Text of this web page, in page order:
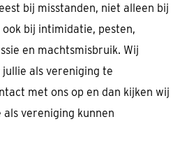
bij misstanden, niet alleen bij
bij intimidatie, pesten,
en machtsmisbruik. Wij
als vereniging te
met ons op en dan kijken wij
vereniging kunnen